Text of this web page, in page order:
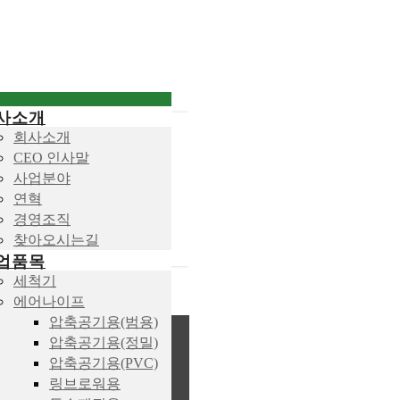
소개
회사소개
CEO 인사말
사업분야
연혁
경영조직
찾아오시는길
품목
세척기
에어나이프
압축공기용(범용)
압축공기용(정밀)
압축공기용(PVC)
링브로워용